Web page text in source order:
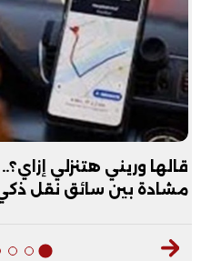
قالها وريني هتنزلي
مشادة بين سائق نقل